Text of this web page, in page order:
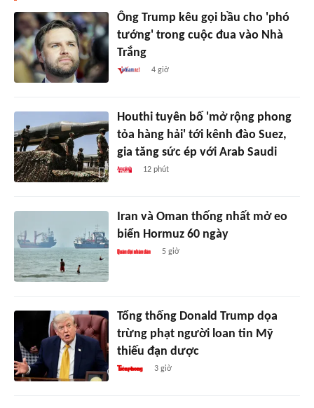
Ông Trump kêu gọi bầu cho 'phó
tướng' trong cuộc đua vào Nhà
Trắng
4 giờ
Houthi tuyên bố 'mở rộng phong
tỏa hàng hải' tới kênh đào Suez,
gia tăng sức ép với Arab Saudi
12 phút
Iran và Oman thống nhất mở eo
biển Hormuz 60 ngày
5 giờ
Tổng thống Donald Trump dọa
trừng phạt người loan tin Mỹ
thiếu đạn dược
3 giờ